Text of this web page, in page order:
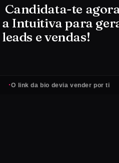
Candidata-te
a Intuitiva para
leads e vendas!
link da bio devia vender por ti